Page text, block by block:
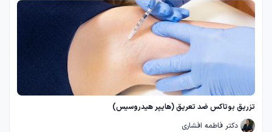
تزریق بوتاکس ضد تعریق (هایپر هیدروسیس)
دکتر فاطمه افشاری